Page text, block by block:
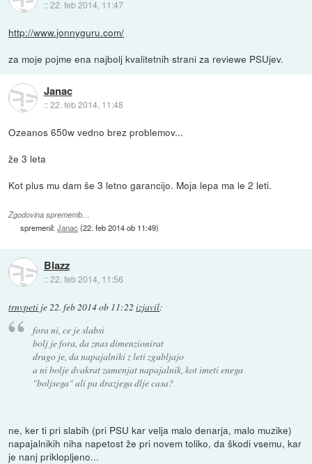
::22. feb 2014, 11:47
http://www.jonnyguru.com/
za moje pojme ena najbolj kvalitetnih strani za reviewe PSUjev.
Janac
::22. feb 2014, 11:48
Ozeanos 650w vedno brez problemov...
že 3 leta
Kot plus mu dam še 3 letno garancijo. Moja lepa ma le 2 leti.
Zgodovina sprememb…
spremenil:Janac (22. feb 2014 ob 11:49)
Blazz
::22. feb 2014, 11:56
trnvpeti je 22. feb 2014 ob 11:22 izjavil:
fora ni, ce je slabsi
bolj je fora, da znas dimenzionirat
drugo je, da napajalniki z leti zgubljajo
a ni bolje dvakrat zamenjat napajalnik, kot imeti enega
"boljsega" ali pa drazjega dlje casa?
ne, ker ti pri slabih (pri PSU kar velja malo denarja, malo muzike)
napajalnikih niha napetost že pri novem toliko, da škodi vsemu, kar
je nanj priklopljeno...